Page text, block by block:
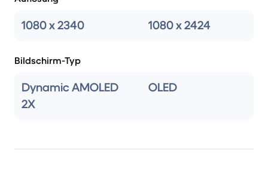
1080 x 2340 1080 x 2424
Bildschirm-Typ
Dynamic AMOLED
2X
OLED